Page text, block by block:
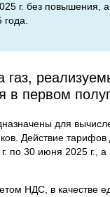
г. без
газ,
в первом
для
Действие
по 30 июня 2025 г.,
НДС, в качестве